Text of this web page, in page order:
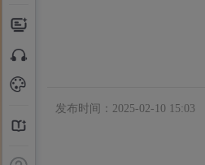
发布时间：2025-02-10 15:03